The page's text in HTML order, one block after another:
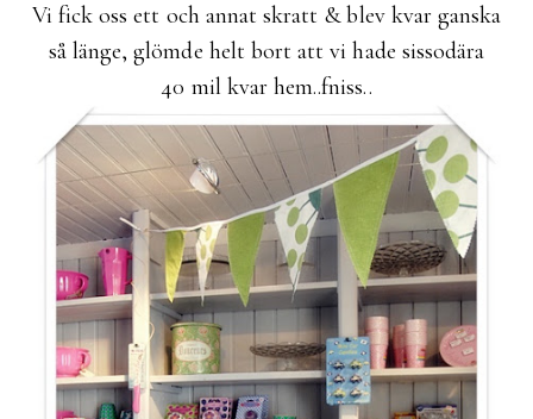
Vi fick oss ett och annat skratt & blev kvar ganska
så länge, glömde helt bort att vi hade sissodära
40 mil kvar hem..fniss..